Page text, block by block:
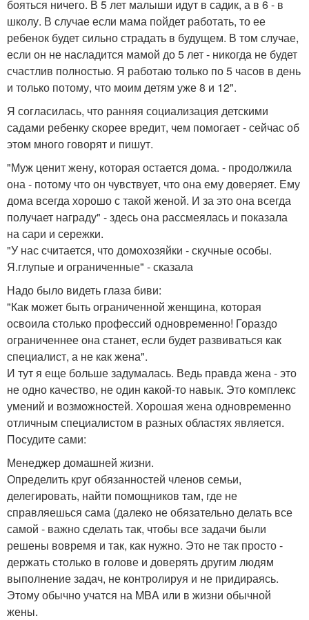
бояться ничего. В 5 лет малыши идут в садик, а в 6 - в
школу. В случае если мама пойдет работать, то ее
ребенок будет сильно страдать в будущем. В том случае,
если он не насладится мамой до 5 лет - никогда не будет
счастлив полностью. Я работаю только по 5 часов в день
и только потому, что моим детям уже 8 и 12".
Я согласилась, что ранняя социализация детскими
садами ребенку скорее вредит, чем помогает - сейчас об
этом много говорят и пишут.
"Муж ценит жену, которая остается дома. - продолжила
она - потому что он чувствует, что она ему доверяет. Ему
дома всегда хорошо с такой женой. И за это она всегда
получает награду" - здесь она рассмеялась и показала
на сари и сережки.
"У нас считается, что домохозяйки - скучные особы.
Я.глупые и ограниченные" - сказала
Надо было видеть глаза биви:
"Как может быть ограниченной женщина, которая
освоила столько профессий одновременно! Гораздо
ограниченнее она станет, если будет развиваться как
специалист, а не как жена".
И тут я еще больше задумалась. Ведь правда жена - это
не одно качество, не один какой-то навык. Это комплекс
умений и возможностей. Хорошая жена одновременно
отличным специалистом в разных областях является.
Посудите сами:
Менеджер домашней жизни.
Определить круг обязанностей членов семьи,
делегировать, найти помощников там, где не
справляешься сама (далеко не обязательно делать все
самой - важно сделать так, чтобы все задачи были
решены вовремя и так, как нужно. Это не так просто -
держать столько в голове и доверять другим людям
выполнение задач, не контролируя и не придираясь.
Этому обычно учатся на MBA или в жизни обычной
жены.